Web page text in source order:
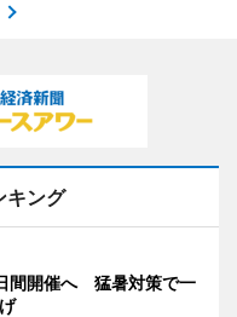
キング
間開催へ 猛暑対策で一